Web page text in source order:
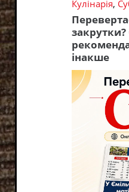
Кулінарія,
закрутки?
інакше